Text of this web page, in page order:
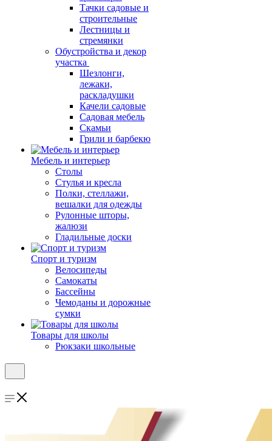
Тачки садовые и
строительные
Лестницы и
стремянки
Обустройства и декор
участка
Шезлонги,
лежаки,
раскладушки
Качели садовые
Садовая мебель
Скамьи
Грили и барбекю
Мебель и интерьер
Столы
Стулья и кресла
Полки, стеллажи,
вешалки для одежды
Рулонные шторы,
жалюзи
Гладильные доски
Спорт и туризм
Велосипеды
Самокаты
Бассейны
Чемоданы и дорожные
сумки
Товары для школы
Рюкзаки школьные